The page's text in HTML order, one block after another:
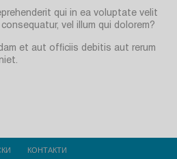
qui in ea voluptate velit
vel illum qui dolorem?
et aut officiis debitis aut rerum
КОНТАКТИ